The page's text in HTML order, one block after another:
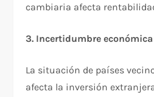
cambiaria afecta
3. Incertidumbre
La situación de países
afecta la inversión